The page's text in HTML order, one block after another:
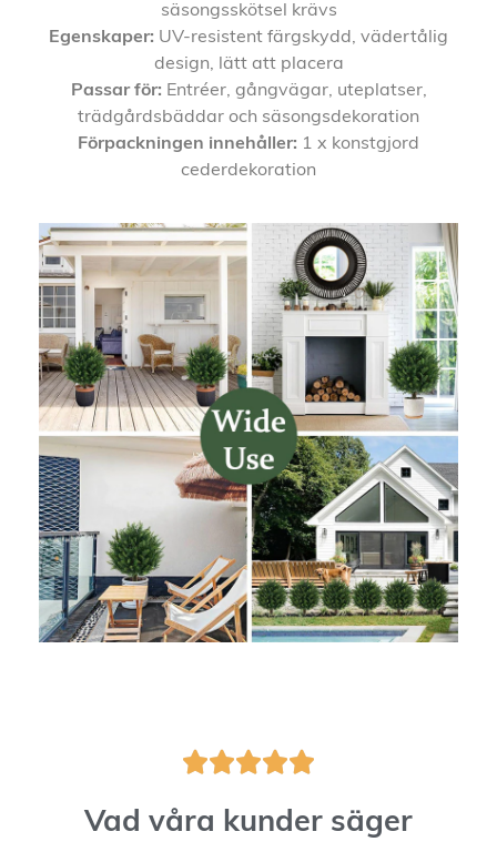
säsongsskötsel krävs
Egenskaper: UV-resistent färgskydd, vädertålig
design, lätt att placera
Passar för: Entréer, gångvägar, uteplatser,
trädgårdsbäddar och säsongsdekoration
Förpackningen innehåller: 1 x konstgjord
cederdekoration

Vad våra kunder säger